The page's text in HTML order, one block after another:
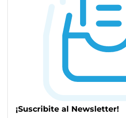
¡Suscribite al Newsletter!